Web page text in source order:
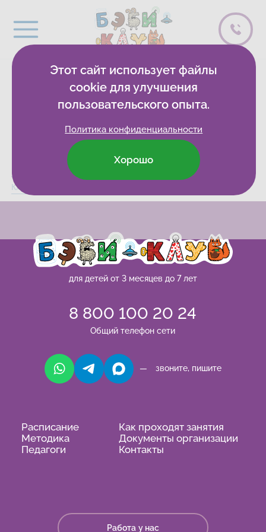
Документы
организации
Развивающие клубы
Магнитогорск
Клуб на Ломоносова
для детей от 3 месяцев до 7 лет
8 800 100 20 24
Общий телефон сети
— звоните, пишите
Расписание
Методика
Педагоги
Как проходят занятия
Документы организации
Контакты
Работа у нас
Этот сайт использует файлы
cookie для улучшения
пользовательского опыта.
Политика конфиденциальности
Хорошо